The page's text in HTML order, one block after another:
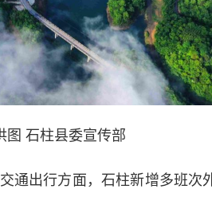
图 石柱县委宣传部
出行方面，石柱新增多班次